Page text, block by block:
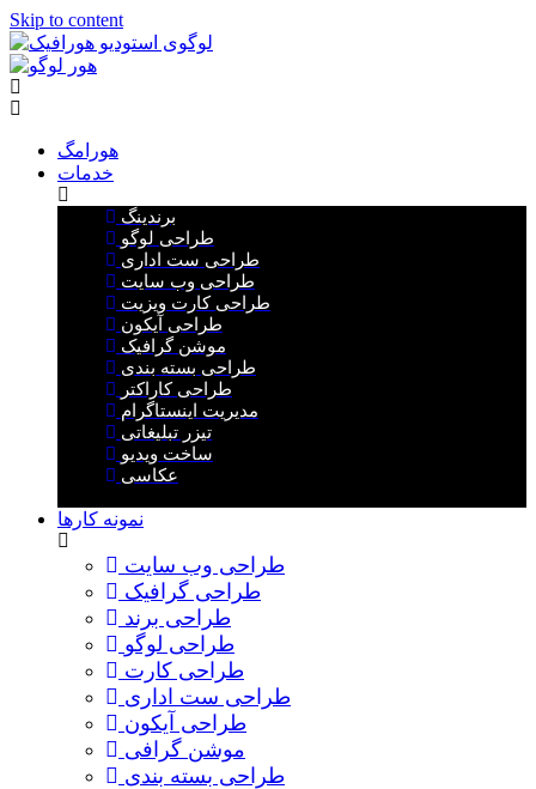
Skip to content
هورامگ
خدمات
برندینگ
طراحی لوگو
طراحی ست اداری
طراحی وب سایت
طراحی کارت ویزیت
طراحی آیکون
موشن گرافیک
طراحی بسته بندی
طراحی کاراکتر
مدیریت اینستاگرام
تیزر تبلیغاتی
ساخت ویدیو
عکاسی
نمونه کارها
طراحی وب سایت
طراحی گرافیک
طراحی برند
طراحی لوگو
طراحی کارت
طراحی ست اداری
طراحی آیکون
موشن گرافی
طراحی بسته بندی